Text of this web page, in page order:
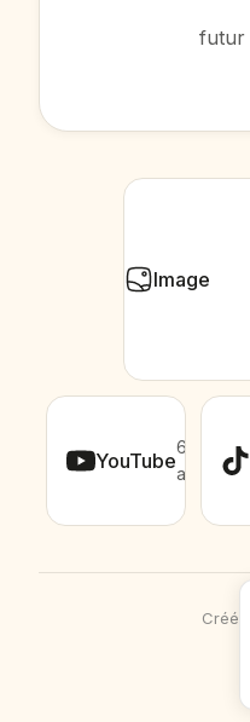
futur
YouTube
6.8K
abonnés
Image
Créé